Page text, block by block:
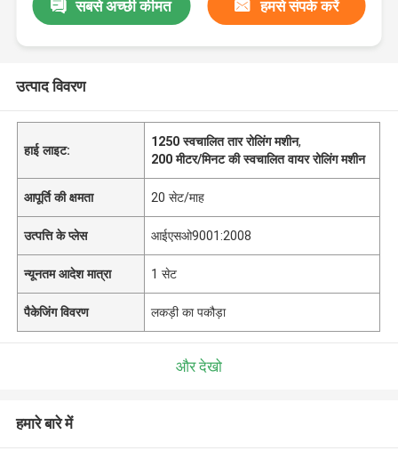
सबसे अच्छी कीमत हमसे संपर्क करें
उत्पाद विवरण
हाई लाइट:
1250 स्वचालित तार रोलिंग मशीन,
200 मीटर/मिनट की स्वचालित वायर रोलिंग मशीन
आपूर्ति की क्षमता 20 सेट/माह
उत्पत्ति के प्लेस आईएसओ9001:2008
न्यूनतम आदेश मात्रा 1 सेट
पैकेजिंग विवरण लकड़ी का पकौड़ा
और देखो
हमारे बारे में